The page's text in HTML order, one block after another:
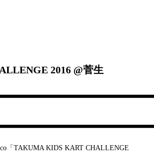
2016 @菅生
「TAKUMA KIDS KART CHALLENGE